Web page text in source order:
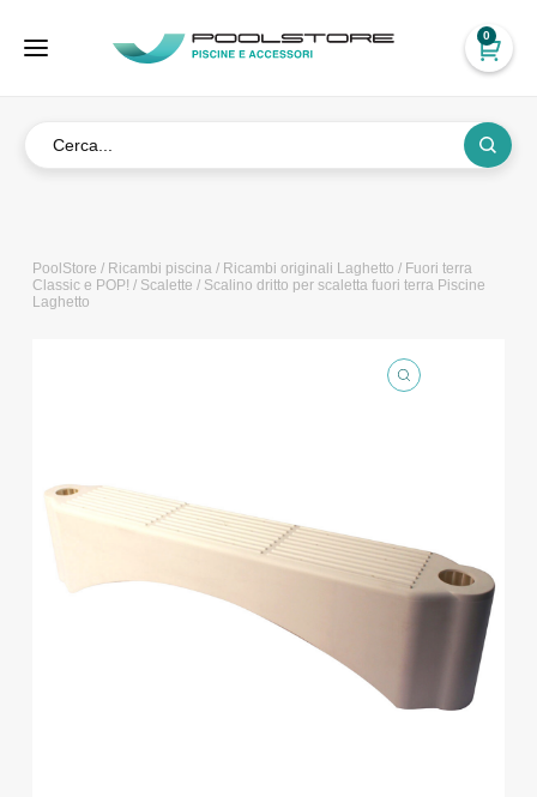
0
PoolStore / Ricambi piscina/ Ricambi originali Laghetto / Fuori terra
Classic e POP! / Scalette / Scalino dritto per scaletta fuori terra Piscine
Laghetto